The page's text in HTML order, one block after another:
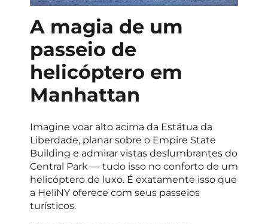
A magia de um
passeio de
helicóptero em
Manhattan
Imagine voar alto acima da Estátua da
Liberdade, planar sobre o Empire State
Building e admirar vistas deslumbrantes do
Central Park — tudo isso no conforto de um
helicóptero de luxo. É exatamente isso que
a HeliNY oferece com seus passeios
turísticos.